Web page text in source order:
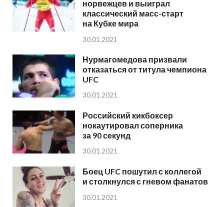
норвежцев и выиграл
классический масс-старт
на Кубке мира
30.01.2021
Нурмагомедова призвали
отказаться от титула чемпиона
UFC
30.01.2021
Российский кикбоксер
нокаутировал соперника
за 90 секунд
30.01.2021
Боец UFC пошутил с коллегой
и столкнулся с гневом фанатов
30.01.2021